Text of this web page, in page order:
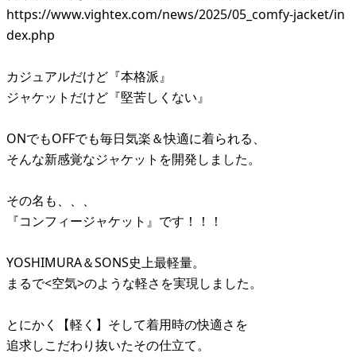
https://www.vightex.com/news/2025/05_comfy-jacket/in
dex.php
カジュアルだけど『本格派』
ジャケットだけど『堅苦しくない』
ONでもOFFでも毎日気楽＆快適に着られる、
そんな新感覚なジャケットを開発しました。
その名も、、、
『コンフィージャケット』です！！！
YOSHIMURA＆SONS史上最軽量。
まるで<空気>のような軽さを実現しました。
とにかく【軽く】そして着用時の快適さを
追求しこだわり抜いたその仕立て。